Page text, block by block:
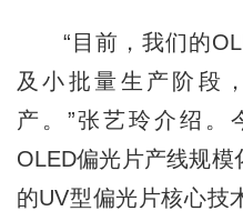
“目前，我们的
及小批量生产阶段
产。”张艺玲介绍。
OLED偏光片产线规
的UV型偏光片核心技